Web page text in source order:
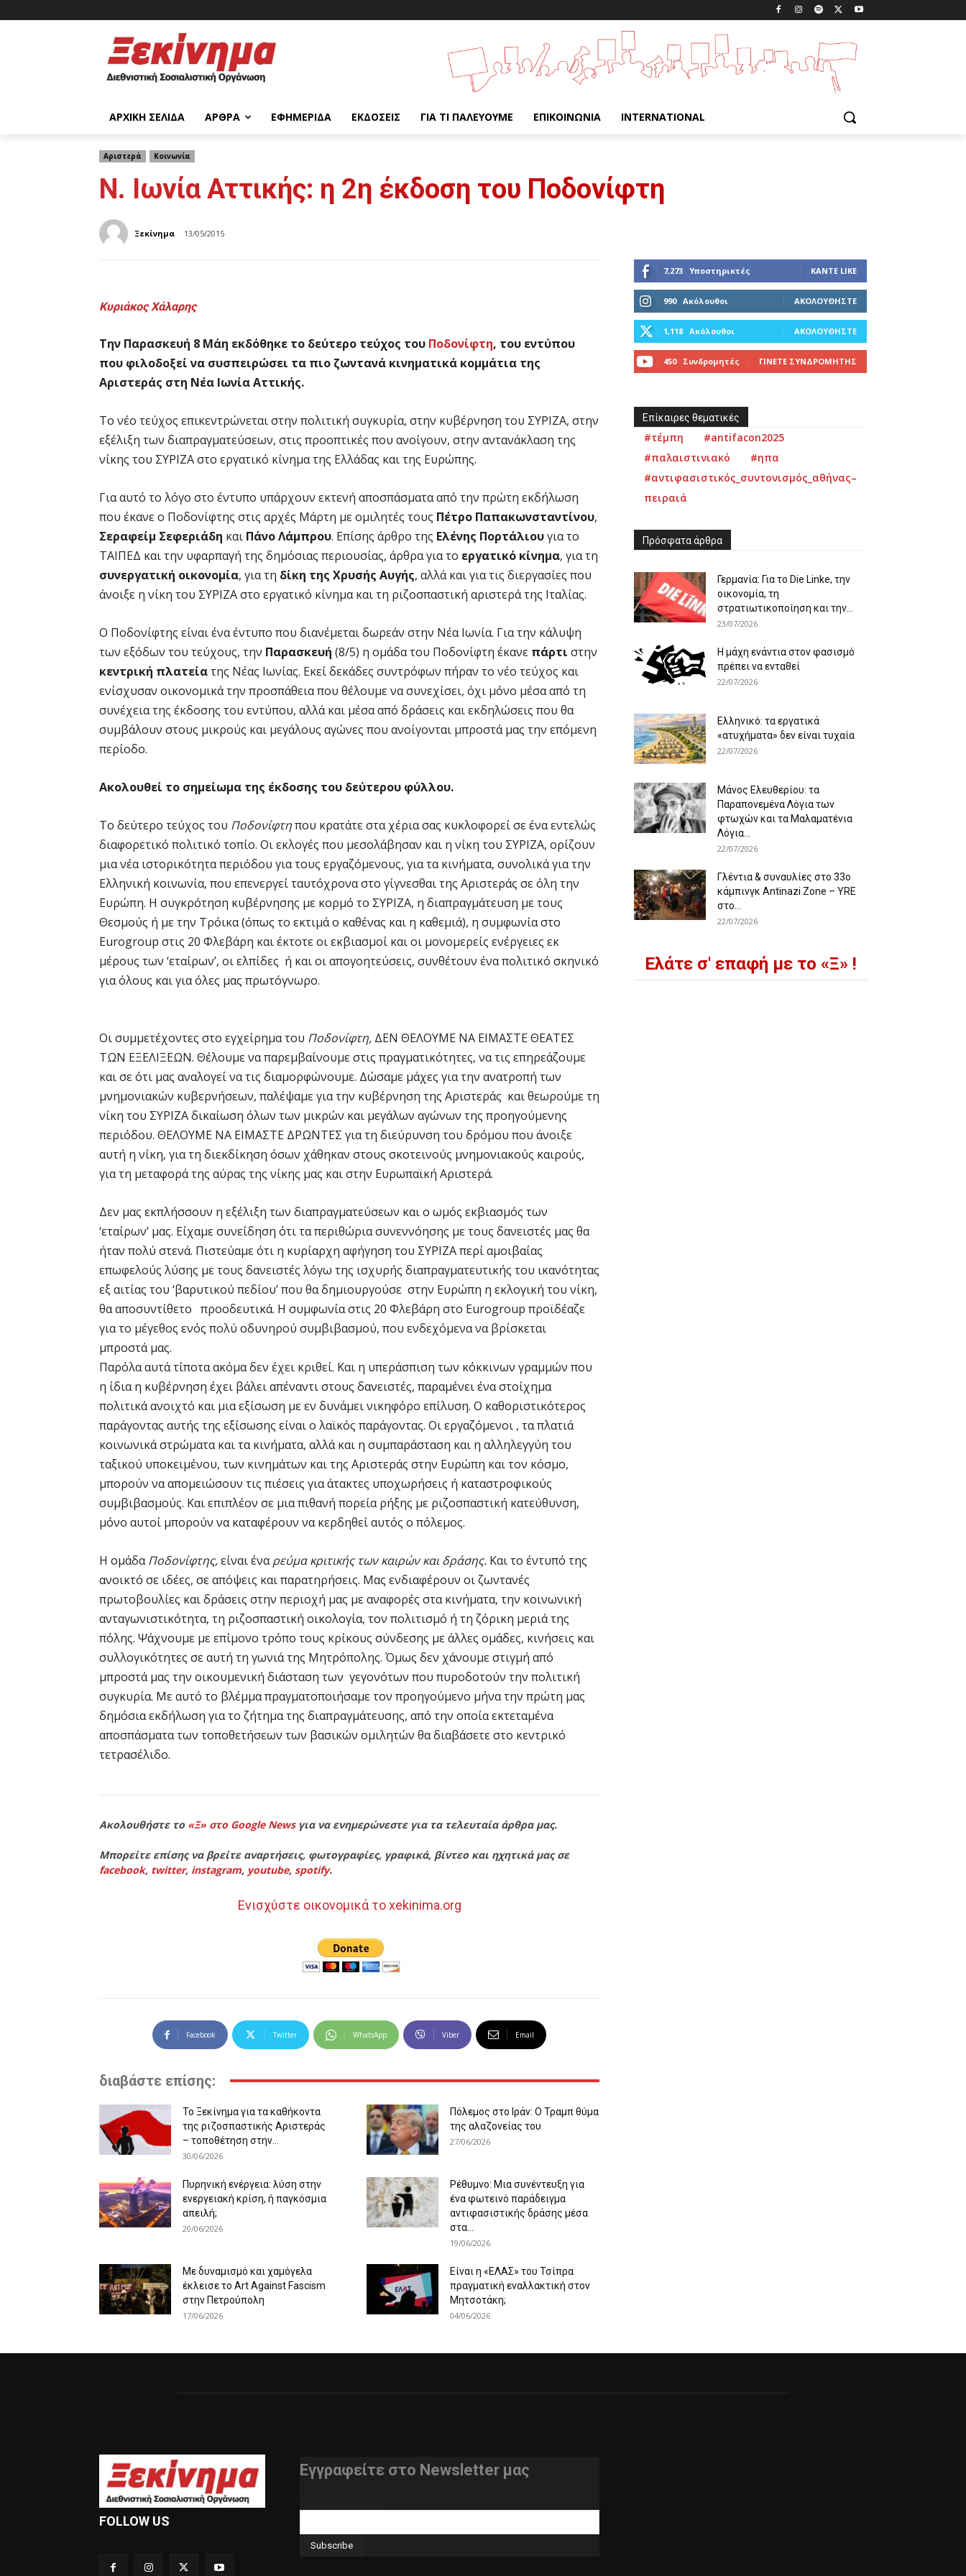
ΑΡΧΙΚΉ ΣΕΛΊΔΑ ΆΡΘΡΑ ΕΦΗΜΕΡΊΔΑ ΕΚΔΌΣΕΙΣ ΓΙΑ ΤΙ ΠΑΛΕΎΟΥΜΕ ΕΠΙΚΟΙΝΩΝΊΑ INTERNATIONAL
Αριστερά Κοινωνία
Ν. Ιωνία Αττικής: η 2η έκδοση του Ποδονίφτη
Ξεκίνημα 13/05/2015
Κυριάκος Χάλαρης
Την Παρασκευή 8 Μάη εκδόθηκε το δεύτερο τεύχος του Ποδονίφτη, του εντύπου
που φιλοδοξεί να συσπειρώσει τα πιο ζωντανά κινηματικά κομμάτια της
Αριστεράς στη Νέα Ιωνία Αττικής.
Το νέο τεύχος επικεντρώνεται στην πολιτική συγκυρία, στην κυβέρνηση του ΣΥΡΙΖΑ, στην
εξέλιξη των διαπραγματεύσεων, στις προοπτικές που ανοίγουν, στην αντανάκλαση της
νίκης του ΣΥΡΙΖΑ στο εργατικό κίνημα της Ελλάδας και της Ευρώπης.
Για αυτό το λόγο στο έντυπο υπάρχουν εκτενή αποσπάσματα από την πρώτη εκδήλωση
που έκανε ο Ποδονίφτης στις αρχές Μάρτη με ομιλητές τους Πέτρο Παπακωνσταντίνου,
Σεραφείμ Σεφεριάδη και Πάνο Λάμπρου. Επίσης άρθρο της Ελένης Πορτάλιουγια το
ΤΑΙΠΕΔ και την υφαρπαγή της δημόσιας περιουσίας, άρθρα για το εργατικό κίνημα, για τη
συνεργατική οικονομία, για τη δίκη της Χρυσής Αυγής, αλλά και για τις διεργασίες που
άνοιξε η νίκη του ΣΥΡΙΖΑ στο εργατικό κίνημα και τη ριζοσπαστική αριστερά της Ιταλίας.
Ο Ποδονίφτης είναι ένα έντυπο που διανέμεται δωρεάν στην Νέα Ιωνία. Για την κάλυψη
των εξόδων του τεύχους, την Παρασκευή (8/5) η ομάδα του Ποδονίφτη έκανε πάρτι στην
κεντρική πλατείατης Νέας Ιωνίας. Εκεί δεκάδες συντρόφων πήραν το νέο τεύχος και
ενίσχυσαν οικονομικά την προσπάθεια που θέλουμε να συνεχίσει, όχι μόνο μέσα από τη
συνέχεια της έκδοσης του εντύπου, αλλά και μέσα από δράσεις και εκδηλώσεις που θα
συμβάλουν στους μικρούς και μεγάλους αγώνες που ανοίγονται μπροστά μας την επόμενη
περίοδο.
Ακολουθεί το σημείωμα της έκδοσης του δεύτερου φύλλου.
Το δεύτερο τεύχος του Ποδονίφτηπου κρατάτε στα χέρια σας κυκλοφορεί σε ένα εντελώς
διαφορετικό πολιτικό τοπίο. Οι εκλογές που μεσολάβησαν και η νίκη του ΣΥΡΙΖΑ, ορίζουν
μια νέα ιστορικότητα περιόδου για τους εργαζόμενους, για τα κινήματα, συνολικά για την
Ελληνική κοινωνία, που επενεργεί ταυτόχρονα στο γίγνεσθαι της Αριστεράς σε όλη την
Ευρώπη. Η συγκρότηση κυβέρνησης με κορμό το ΣΥΡΙΖΑ, η διαπραγμάτευση με τους
Θεσμούς ή με την Τρόικα (όπως το εκτιμά ο καθένας και η καθεμιά), η συμφωνία στο
Eurogroup στις 20 Φλεβάρη και έκτοτε οι εκβιασμοί και οι μονομερείς ενέργειες εκ
μέρους των ‘εταίρων’, οι ελπίδες ή και οι απογοητεύσεις, συνθέτουν ένα πολιτικό σκηνικό
για όλους και για όλες μας πρωτόγνωρο.
Οι συμμετέχοντες στο εγχείρημα του Ποδονίφτη, ΔΕΝ ΘΕΛΟΥΜΕ ΝΑ ΕΙΜΑΣΤΕ ΘΕΑΤΕΣ
ΤΩΝ ΕΞΕΛΙΞΕΩΝ. Θέλουμε να παρεμβαίνουμε στις πραγματικότητες, να τις επηρεάζουμε
και σε ότι μας αναλογεί να τις διαμορφώνουμε. Δώσαμε μάχες για την ανατροπή των
μνημονιακών κυβερνήσεων, παλέψαμε για την κυβέρνηση της Αριστεράς και θεωρούμε τη
νίκη του ΣΥΡΙΖΑ δικαίωση όλων των μικρών και μεγάλων αγώνων της προηγούμενης
περιόδου. ΘΕΛΟΥΜΕ ΝΑ ΕΙΜΑΣΤΕ ΔΡΩΝΤΕΣ για τη διεύρυνση του δρόμου που άνοιξε
αυτή η νίκη, για τη διεκδίκηση όσων χάθηκαν στους σκοτεινούς μνημονιακούς καιρούς,
για τη μεταφορά της αύρας της νίκης μας και στην Ευρωπαϊκή Αριστερά.
Δεν μας εκπλήσσουν η εξέλιξη των διαπραγματεύσεων και ο ωμός εκβιασμός των
‘εταίρων’ μας. Είχαμε συνείδηση ότι τα περιθώρια συνεννόησης με τους δανειστές μας θα
ήταν πολύ στενά. Πιστεύαμε ότι η κυρίαρχη αφήγηση του ΣΥΡΙΖΑ περί αμοιβαίας
επωφελούς λύσης με τους δανειστές λόγω της ισχυρής διαπραγματευτικής του ικανότητας
εξ αιτίας του ‘βαρυτικού πεδίου’ που θα δημιουργούσε στην Ευρώπη η εκλογική του νίκη,
θα αποσυντίθετο προοδευτικά. Η συμφωνία στις 20 Φλεβάρη στο Eurogroup προϊδέαζε
για το μέγεθος ενός πολύ οδυνηρού συμβιβασμού, που ενδεχόμενα να βρίσκεται
μπροστά μας.
Παρόλα αυτά τίποτα ακόμα δεν έχει κριθεί. Και η υπεράσπιση των κόκκινων γραμμών που
η ίδια η κυβέρνηση έχει βάλει απέναντι στους δανειστές, παραμένει ένα στοίχημα
πολιτικά ανοιχτό και μια εξίσωση με εν δυνάμει νικηφόρο επίλυση. Ο καθοριστικότερος
παράγοντας αυτής της εξίσωσης είναι ο λαϊκός παράγοντας. Οι εργαζόμενοι , τα πλατιά
κοινωνικά στρώματα και τα κινήματα, αλλά και η συμπαράσταση και η αλληλεγγύη του
ταξικού υποκειμένου, των κινημάτων και της Αριστεράς στην Ευρώπη και τον κόσμο,
μπορούν να απομειώσουν τις πιέσεις για άτακτες υποχωρήσεις ή καταστροφικούς
συμβιβασμούς. Και επιπλέον σε μια πιθανή πορεία ρήξης με ριζοσπαστική κατεύθυνση,
μόνο αυτοί μπορούν να καταφέρουν να κερδηθεί αυτός ο πόλεμος.
Η ομάδαΠοδονίφτης,είναι έναρεύμα κριτικής των καιρών και δράσης. Και το έντυπό της
ανοικτό σε ιδέες, σε απόψεις και παρατηρήσεις. Μας ενδιαφέρουν οι ζωντανές
πρωτοβουλίες και δράσεις στην περιοχή μας με αναφορές στα κινήματα, την κοινωνική
ανταγωνιστικότητα, τη ριζοσπαστική οικολογία, τον πολιτισμό ή τη ζόρικη μεριά της
πόλης. Ψάχνουμε με επίμονο τρόπο τους κρίκους σύνδεσης με άλλες ομάδες, κινήσεις και
συλλογικότητες σε αυτή τη γωνιά της Μητρόπολης. Όμως δεν χάνουμε στιγμή από
μπροστά μας την οικουμενική διάσταση των γεγονότων που πυροδοτούν την πολιτική
συγκυρία. Με αυτό το βλέμμα πραγματοποιήσαμε τον προηγούμενο μήνα την πρώτη μας
δημόσια εκδήλωση για το ζήτημα της διαπραγμάτευσης, από την οποία εκτεταμένα
αποσπάσματα των τοποθετήσεων των βασικών ομιλητών θα διαβάσετε στο κεντρικό
τετρασέλιδο.
Ακολουθήστε το «Ξ» στο Google Newsγια να ενημερώνεστε για τα τελευταία άρθρα μας.
Μπορείτε επίσης να βρείτε αναρτήσεις, φωτογραφίες, γραφικά, βίντεο και ηχητικά μας σε
facebook, twitter, instagram, youtube, spotify.
Ενισχύστε οικονομικά το xekinima.org
Facebook Twitter WhatsApp Viber Email
διαβάστε επίσης:
Το Ξεκίνημα για τα καθήκοντα
της ριζοσπαστικής Αριστεράς
– τοποθέτηση στην...
30/06/2026
Πόλεμος στο Ιράν: Ο Τραμπ θύμα
της αλαζονείας του
27/06/2026
Πυρηνική ενέργεια: λύση στην
ενεργειακή κρίση, ή παγκόσμια
απειλή;
20/06/2026
Ρέθυμνο: Μια συνέντευξη για
ένα φωτεινό παράδειγμα
αντιφασιστικής δράσης μέσα
στα...
19/06/2026
Με δυναμισμό και χαμόγελα
έκλεισε το Art Against Fascism
στην Πετρούπολη
17/06/2026
Είναι η «ΕΛΑΣ» του Τσίπρα
πραγματική εναλλακτική στον
Μητσοτάκη;
04/06/2026
7,273 Υποστηρικτές ΚΆΝΤΕ LIKE
990 Ακόλουθοι ΑΚΟΛΟΥΘΉΣΤΕ
1,118 Ακόλουθοι ΑΚΟΛΟΥΘΉΣΤΕ
450 Συνδρομητές ΓΊΝΕΤΕ ΣΥΝΔΡΟΜΗΤΉΣ
Επίκαιρες θεματικές
#τέμπη
#antifacon2025
#παλαιστινιακό
#ηπα
#αντιφασιστικός_συντονισμός_αθήνας–
πειραιά
Πρόσφατα άρθρα
Γερμανία: Για το Die Linke, την
οικονομία, τη
στρατιωτικοποίηση και την...
23/07/2026
Η μάχη ενάντια στον φασισμό
πρέπει να ενταθεί
22/07/2026
Ελληνικό: τα εργατικά
«ατυχήματα» δεν είναι τυχαία
22/07/2026
Μάνος Ελευθερίου: τα
Παραπονεμένα Λόγια των
φτωχών και τα Μαλαματένια
Λόγια...
22/07/2026
Γλέντια & συναυλίες στο 33ο
κάμπινγκ Antinazi Zone – YRE
στο...
22/07/2026
Ελάτε σ' επαφή με το «Ξ» !
FOLLOW US
Εγγραφείτε στο Newsletter μας